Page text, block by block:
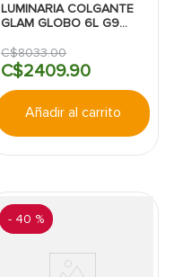
LUMINARIA COLGANTE
GLAM GLOBO 6L G9
C$8033.00
C$2409.90
Añadir al carrito
- 40 %